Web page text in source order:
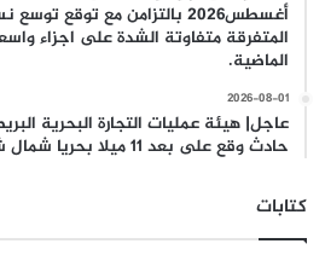
أغسطس2026 بالتزامن مع توقع
المتفرقة متفاوتة الشدة على اجزاء
الماضية.
2026-08-01
عاجل| هيئة عمليات التجارة البحرية
حادث وقع على بعد 11 ميلا بحريا شمال شرق ليما في عمان
كتابات